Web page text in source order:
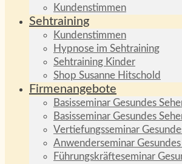
Kundenstimmen
Sehtraining
Kundenstimmen
Hypnose im Sehtraining
Sehtraining Kinder
Shop Susanne Hitschold
Firmenangebote
Basisseminar Gesundes
Basisseminar Gesundes
Vertiefungsseminar
Anwenderseminar
Führungskräfteseminar